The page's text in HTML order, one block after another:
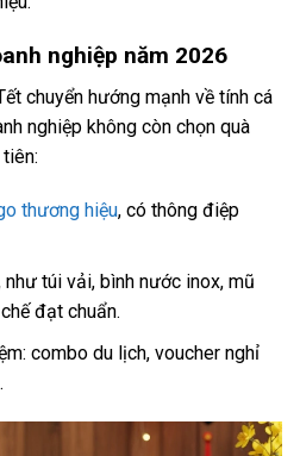
nghiệp năm 2026
chuyển hướng mạnh về tính cá
nghiệp không còn chọn quà
thương hiệu, có thông điệp
túi vải, bình nước inox, mũ
đạt chuẩn.
combo du lịch, voucher nghỉ